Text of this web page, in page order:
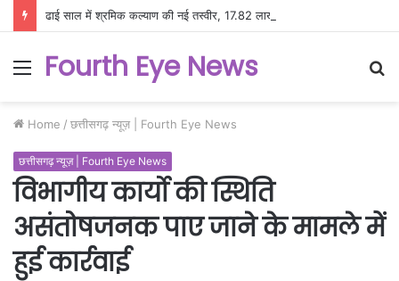
Menu
Fourth Eye News
Home / छत्तीसगढ़ न्यूज़ | Fourth Eye News
छत्तीसगढ़ न्यूज़ | Fourth Eye News
विभागीय कार्यो की स्थिति
असंतोषजनक पाए जाने के मामले में
हुई कार्रवाई